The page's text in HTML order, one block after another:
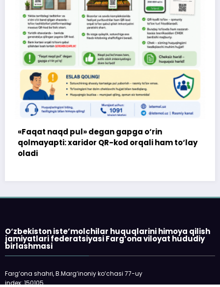
O‘zbekiston iste’molchilar huquqlarini himoya qilish
jamiyatlari federatsiyasi Farg‘ona viloyat hududiy
birlashmasi
Farg‘ona shahri, B.Marg‘inoniy ko‘chasi 77-uy
index: 150105
E-mail: fargonakhb@mail.ru
___________________________
Majlisi huzuridagi Nodavlat notijorat
boshqa institutlarini qo‘llab-quvvatlash
tuzuvchi:
Margi'lon RTM | Powered By